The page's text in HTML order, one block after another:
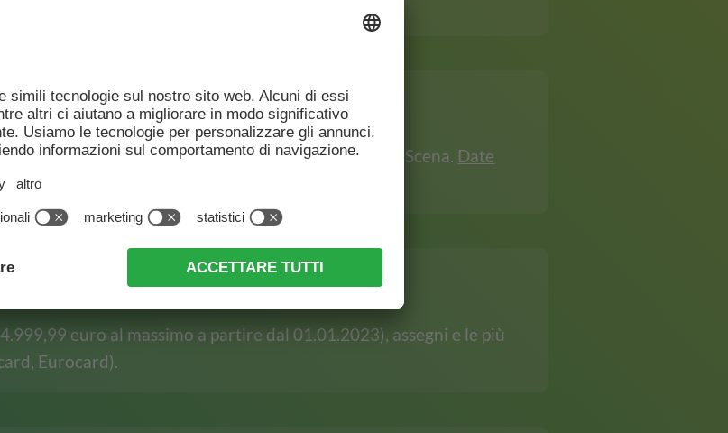
presso i singoli hotel.
degli hotel di Scena?
cui sono elencate le offerte vacanza più allettanti di Scena. Date
accettate negli hotel di Scena?
euro al massimo a partire dal 01.01.2023), assegni e le più
Eurocard).